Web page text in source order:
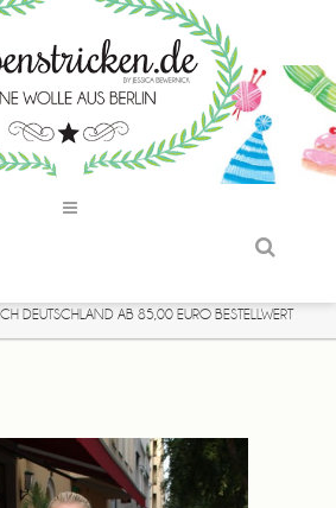
DEUTSCHLAND AB 85,00 EURO BESTELLWERT